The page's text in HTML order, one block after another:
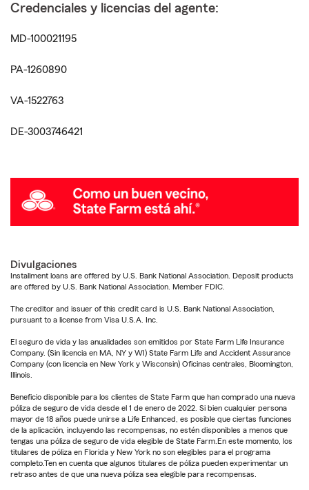
Credenciales y licencias del agente:
MD-100021195
PA-1260890
VA-1522763
DE-3003746421
Divulgaciones
Installment loans are offered by U.S. Bank National Association. Deposit products
are offered by U.S. Bank National Association. Member FDIC.
The creditor and issuer of this credit card is U.S. Bank National Association,
pursuant to a license from Visa U.S.A. Inc.
El seguro de vida y las anualidades son emitidos por State Farm Life Insurance
Company. (Sin licencia en MA, NY y WI) State Farm Life and Accident Assurance
Company (con licencia en New York y Wisconsin) Oficinas centrales, Bloomington,
Illinois.
Beneficio disponible para los clientes de State Farm que han comprado una nueva
póliza de seguro de vida desde el 1 de enero de 2022. Si bien cualquier persona
mayor de 18 años puede unirse a Life Enhanced, es posible que ciertas funciones
de la aplicación, incluyendo las recompensas, no estén disponibles a menos que
tengas una póliza de seguro de vida elegible de State Farm.En este momento, los
titulares de póliza en Florida y New York no son elegibles para el programa
completo.Ten en cuenta que algunos titulares de póliza pueden experimentar un
retraso antes de que una nueva póliza sea elegible para recompensas.